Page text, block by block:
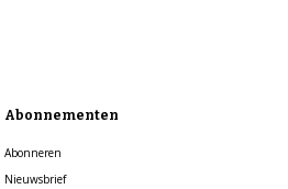
Abonnementen
Abonneren
Nieuwsbrief